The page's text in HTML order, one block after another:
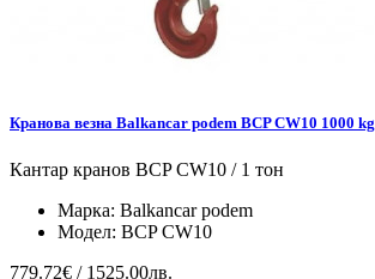
Кранова везна Balkancar podem BCP CW10 1000 kg
Кантар кранов BCP CW10 / 1 тон
Марка: Balkancar podem
Модел: BCP CW10
779.72€ / 1525.00лв.